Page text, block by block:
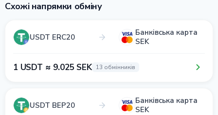
Схожі напрямки обміну
USDT ERC20
Банківська карта
SEK
1 USDT ≈ 9.025 SEK 13 обмінників
USDT BEP20
Банківська карта
SEK